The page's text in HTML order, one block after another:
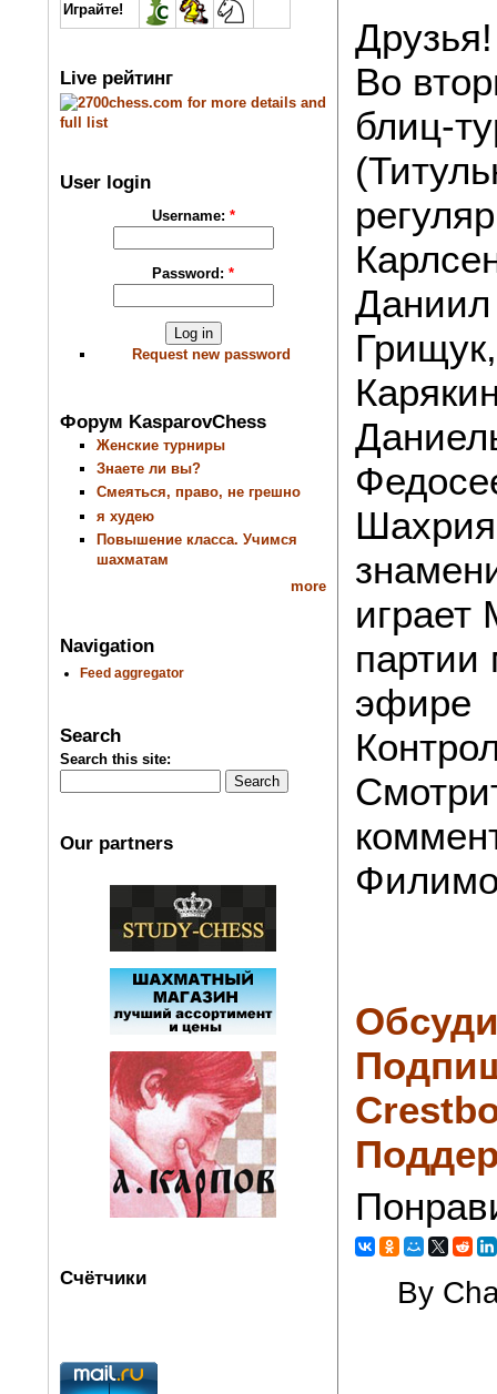
Играйте!
Live рейтинг
User login
Username: *
Password:*
Request new password
Форум KasparovChess
Женские турниры
Знаете ли вы?
Смеяться, право, не грешно
я худею
Повышение класса. Учимся
шахматам
more
Navigation
Feed aggregator
Search
Search this site:
Our partners
Счётчики
Друзья!
Во
блиц-
играет
эфире
By